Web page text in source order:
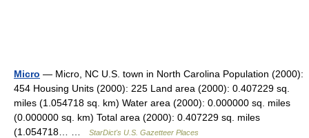
Micro — Micro, NC U.S. town in North Carolina Population (2000):
454 Housing Units (2000): 225 Land area (2000): 0.407229 sq.
miles (1.054718 sq. km) Water area (2000): 0.000000 sq. miles
(0.000000 sq. km) Total area (2000): 0.407229 sq. miles
(1.054718… …
StarDict's U.S. Gazetteer Places